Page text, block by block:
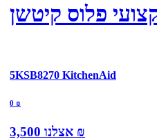
פלוס קיטשן
5KSB8270 KitchenAid
0 ₪
אצלנו 3,500 ₪